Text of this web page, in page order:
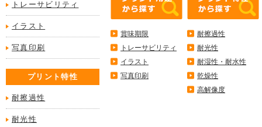
トレーサビリティ
イラスト
写真印刷
プリント特性
耐擦過性
耐光性
賞味期限
トレーサビリティ
イラスト
写真印刷
耐擦過性
耐光性
耐湿性・耐水性
乾燥性
高解像度